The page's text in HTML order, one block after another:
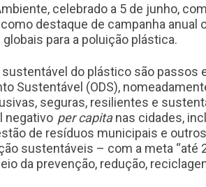
celebrado a 5 de junho,
destaque de campanha
para a poluição plástica.
sustentável do plástico são
Sustentável (ODS),
seguras, resilientes e
negativo per capitanas cidades,
de resíduos municipais e
sustentáveis – com a meta “até
da prevenção, redução,